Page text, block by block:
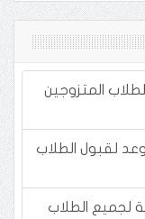
المتزوجين
آخر موعد لقبول الطلاب
لجميع الطلاب